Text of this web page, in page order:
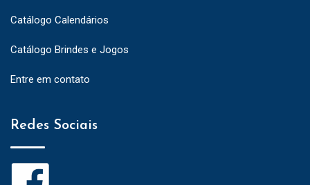
Catálogo Calendários
Catálogo Brindes e Jogos
Entre em contato
Redes Sociais